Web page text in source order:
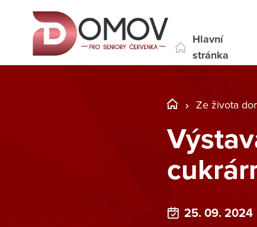
Hlavní
stránka
Ze života
25. 09. 2024